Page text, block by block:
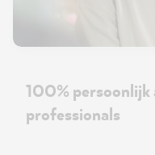
100% persoonlijk
professionals